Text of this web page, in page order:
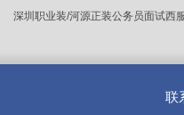
深圳职业装/河源正装公务员面试西
联